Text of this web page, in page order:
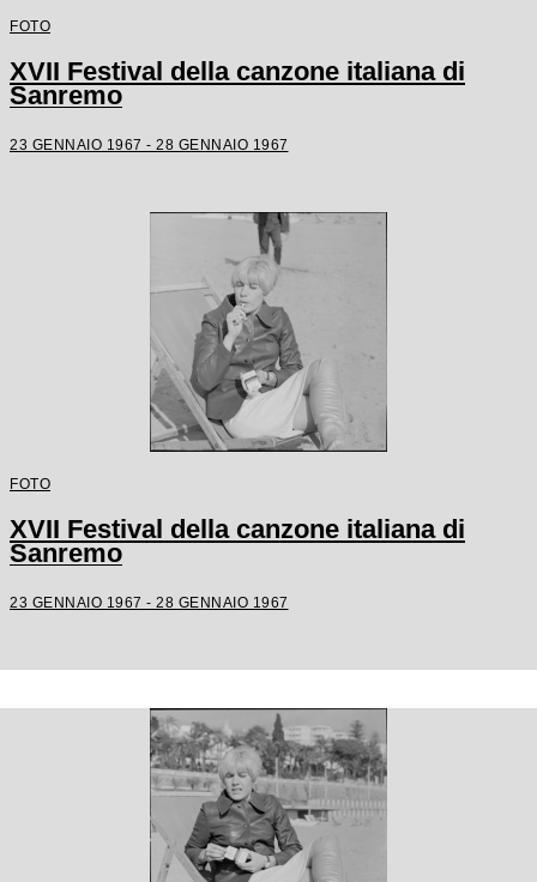
FOTO
XVII Festival della canzone italiana di
Sanremo
23 GENNAIO 1967 - 28 GENNAIO 1967
FOTO
XVII Festival della canzone italiana di
Sanremo
23 GENNAIO 1967 - 28 GENNAIO 1967